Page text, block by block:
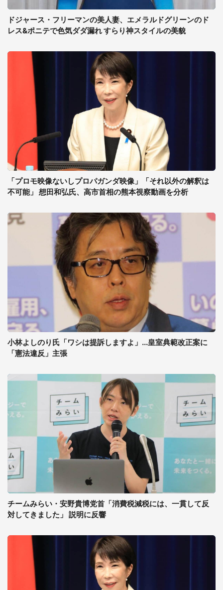
ドジャース・フリーマンの美人妻、エメラルドグリーンのド
レス&ポニテで色気ダダ漏れ すらり神スタイルの美貌
「プロモ映像ないしプロパガンダ映像」「それ以外の解釈は
不可能」 想田和弘氏、高市首相の熊本視察動画を分析
小林よしのり氏「ワシは提訴しますよ」...皇室典範改正案に
「憲法違反」主張
チームみらい・安野貴博党首「消費税減税には、一貫して反
対してきました」 説明に反響